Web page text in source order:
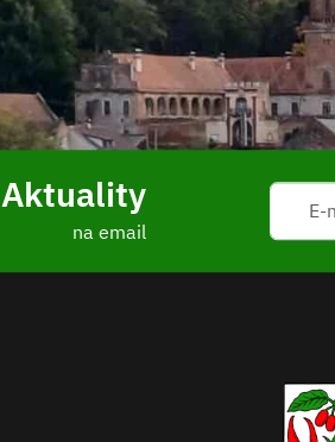
Aktuality
na email